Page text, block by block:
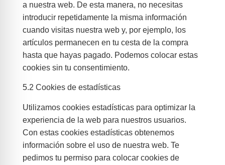
a nuestra web. De esta manera, no necesitas
introducir repetidamente la misma información
cuando visitas nuestra web y, por ejemplo, los
artículos permanecen en tu cesta de la compra
hasta que hayas pagado. Podemos colocar estas
cookies sin tu consentimiento.
5.2 Cookies de estadísticas
Utilizamos cookies estadísticas para optimizar la
experiencia de la web para nuestros usuarios.
Con estas cookies estadísticas obtenemos
información sobre el uso de nuestra web. Te
pedimos tu permiso para colocar cookies de